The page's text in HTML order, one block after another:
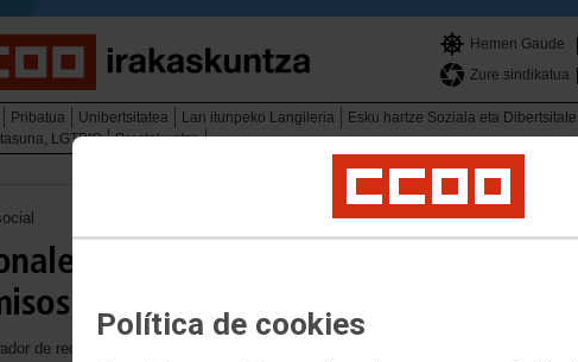
Política de cookies
Hemen Gaude
Zure sindikatua
Pribatua Unibertsitatea Lan itunpeko Langileria Esku hartze Soziala eta
LGTBIQ
Prestakuntza
siguen sin asumir los
firmados
de recolocación excluyente y modifica criterios ya acordados anteriormente